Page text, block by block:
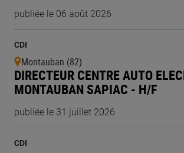
publiée le 06 août 2026
CDI
Montauban (82)
DIRECTEUR CENTRE AUTO
MONTAUBAN SAPIAC - H/F
publiée le 31 juillet 2026
CDI